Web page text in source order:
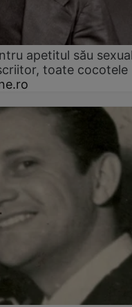
apetitul său
toate cocotele